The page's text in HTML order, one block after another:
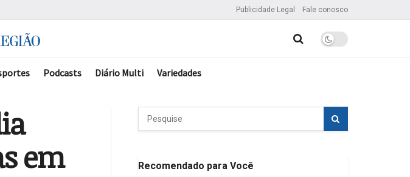
Publicidade Legal Fale conosco
Podcasts Diário Multi Variedades
em
Recomendado para Você